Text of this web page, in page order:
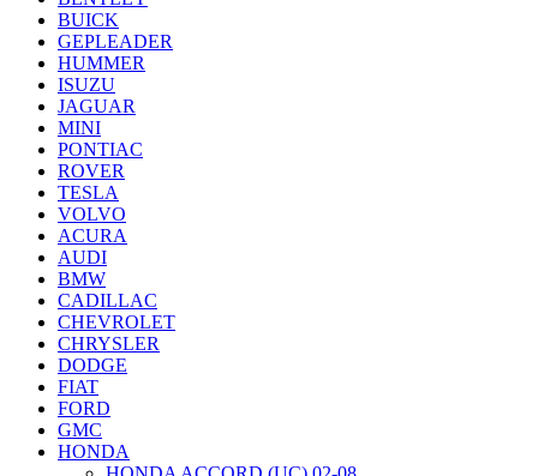
BUICK
GEPLEADER
HUMMER
ISUZU
JAGUAR
MINI
PONTIAC
ROVER
TESLA
VOLVO
ACURA
AUDI
BMW
CADILLAC
CHEVROLET
CHRYSLER
DODGE
FIAT
FORD
GMC
HONDA